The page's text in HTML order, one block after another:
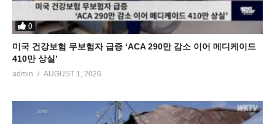
0
미국 건강보험 무보험자 급증 ‘ACA 290만 감소 이어 메디케이드
410만 상실’
admin AUGUST 1, 2026